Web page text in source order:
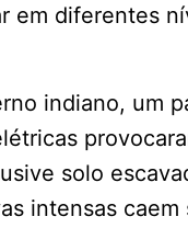
em diferentes
indiano, um
solo
intensas